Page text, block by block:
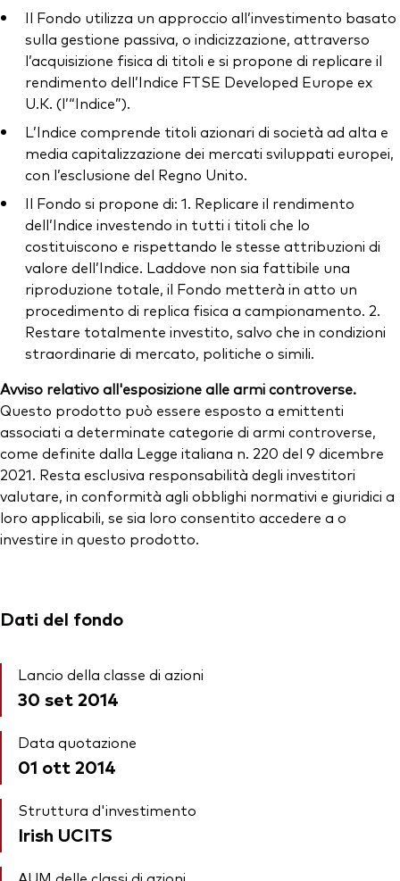
Il Fondo utilizza un approccio all’investimento basato
sulla gestione passiva, o indicizzazione, attraverso
l’acquisizione fisica di titoli e si propone di replicare il
rendimento dell’Indice FTSE Developed Europe ex
U.K. (l’“Indice”).
L’Indice comprende titoli azionari di società ad alta e
media capitalizzazione dei mercati sviluppati europei,
con l’esclusione del Regno Unito.
Il Fondo si propone di: 1. Replicare il rendimento
dell’Indice investendo in tutti i titoli che lo
costituiscono e rispettando le stesse attribuzioni di
valore dell’Indice. Laddove non sia fattibile una
riproduzione totale, il Fondo metterà in atto un
procedimento di replica fisica a campionamento. 2.
Restare totalmente investito, salvo che in condizioni
straordinarie di mercato, politiche o simili.
Avviso relativo all'esposizione alle armi controverse.
Questo prodotto può essere esposto a emittenti
associati a determinate categorie di armi controverse,
come definite dalla Legge italiana n. 220 del 9 dicembre
2021. Resta esclusiva responsabilità degli investitori
valutare, in conformità agli obblighi normativi e giuridici a
loro applicabili, se sia loro consentito accedere a o
investire in questo prodotto.
Dati del fondo
Lancio della classe di azioni
30 set 2014
Data quotazione
01 ott 2014
Struttura d'investimento
Irish UCITS